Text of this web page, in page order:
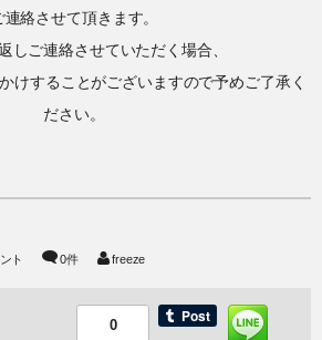
連絡させて頂きます。
しご連絡させていただく場合、
けすることがございますので予めご了承く
ださい。
ト 0件 freeze
0